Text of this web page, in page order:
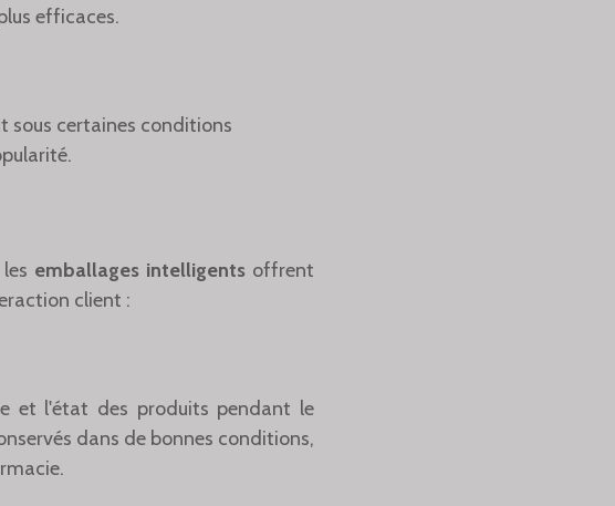
efficaces.
sous certaines conditions
emballages intelligents offrent
client :
et l'état des produits pendant le
dans de bonnes conditions,